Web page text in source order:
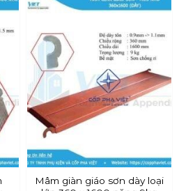
Mâm giàn giáo sơn dày loại